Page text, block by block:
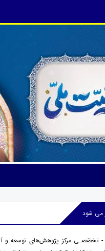
تخصّصـی مرکز پژوهش‌های توسعه و